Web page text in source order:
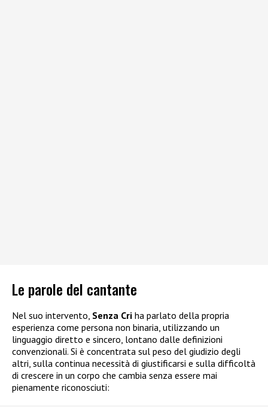
Le parole del cantante
Nel suo intervento, Senza Cri ha parlato della propria
esperienza come persona non binaria, utilizzando un
linguaggio diretto e sincero, lontano dalle definizioni
convenzionali. Si è concentrata sul peso del giudizio degli
altri, sulla continua necessità di giustificarsi e sulla difficoltà
di crescere in un corpo che cambia senza essere mai
pienamente riconosciuti: